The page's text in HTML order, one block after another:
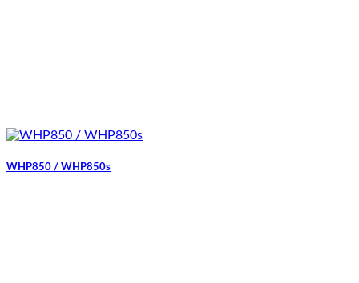
WHP850 / WHP850s